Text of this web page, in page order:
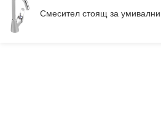
Смесител стоящ за